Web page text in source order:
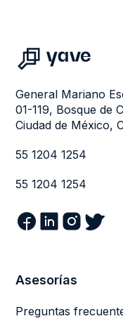
General Mariano
01-119, Bosque de
Ciudad de México,
55 1204 1254
55 1204 1254
ﯻﳃﲧ︼
Asesorías
Preguntas